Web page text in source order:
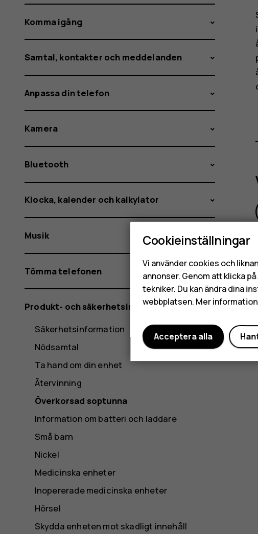
Komma igång
Samtal, kontakter och meddelanden
Anpassa din telefon
Kamera
Bluetooth
Klocka, kalender och kalkylator
Musik
Tömma telefonen
Produkt- och säkerhetsinformation
Säkerhetsinformation
Nödsamtal
Ta hand om din enhet
Återvinning
Överkorsad soptunna
Information om batteri och laddare
Små barn
Nickel
Medicinska enheter
Inopererade medicinska enheter
Hörsel
Skydda enheten mot skadligt innehåll
Cookieinställningar
Vi använder cookies och
annonser. Genom att klicka
tekniker. Du kan ändra dina
webbplatsen. Mer
Acceptera alla